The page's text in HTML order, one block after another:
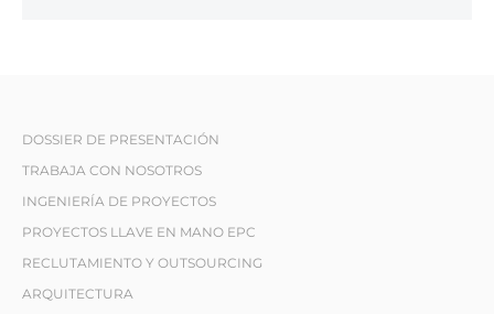
DOSSIER DE PRESENTACIÓN
TRABAJA CON NOSOTROS
INGENIERÍA DE PROYECTOS
PROYECTOS LLAVE EN MANO EPC
RECLUTAMIENTO Y OUTSOURCING
ARQUITECTURA